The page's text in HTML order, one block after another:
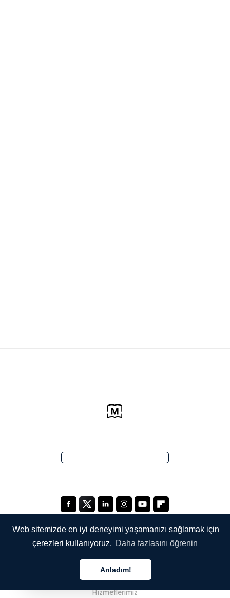
Web sitemizde en iyi deneyimi yaşamanızı sağlamak için
çerezleri kullanıyoruz. Daha fazlasını öğrenin
Anladım!
Hakkımızda
Hizmetlerimiz
Türkçe